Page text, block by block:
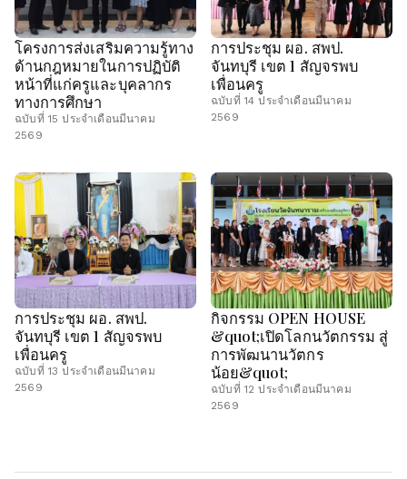
โครงการส่งเสริมความรู้ทาง
ด้านกฎหมายในการปฏิบัติ
หน้าที่แก่ครูและบุคลากร
ทางการศึกษา
ฉบับที่ 15 ประจำเดือนมีนาคม
2569
การประชุม ผอ. สพป.
จันทบุรี เขต 1 สัญจรพบ
เพื่อนครู
ฉบับที่ 14 ประจำเดือนมีนาคม
2569
การประชุม ผอ. สพป.
จันทบุรี เขต 1 สัญจรพบ
เพื่อนครู
ฉบับที่ 13 ประจำเดือนมีนาคม
2569
กิจกรรม OPEN HOUSE
&quot;เปิดโลกนวัตกรรม สู่
การพัฒนานวัตกร
น้อย&quot;
ฉบับที่ 12 ประจำเดือนมีนาคม
2569